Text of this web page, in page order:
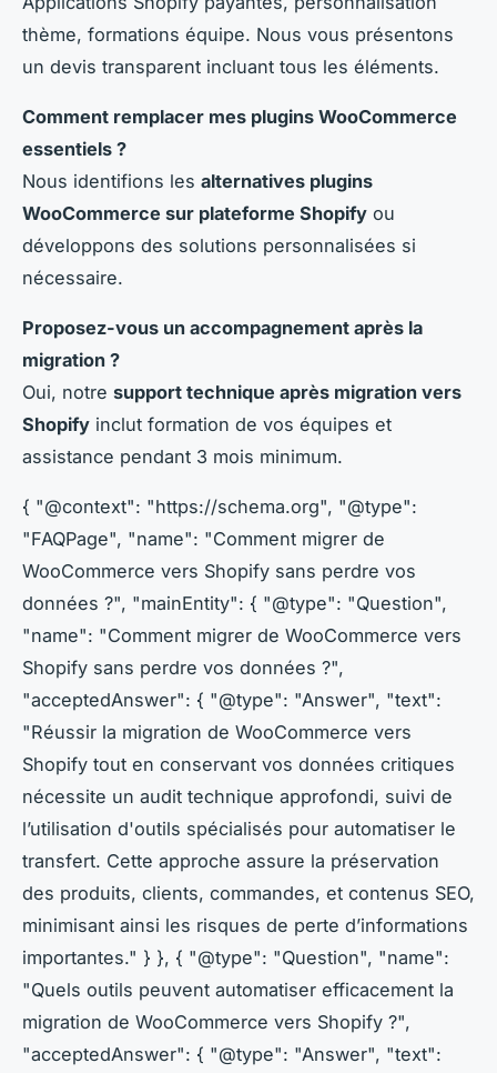
thème, formations équipe. Nous vous présentons
un devis transparent incluant tous les éléments.
Comment remplacer mes plugins WooCommerce
essentiels ?
Nous identifions les alternatives plugins
WooCommerce sur plateforme Shopify ou
développons des solutions personnalisées si
nécessaire.
Proposez-vous un accompagnement après la
migration ?
Oui, notre support technique après migration vers
Shopify inclut formation de vos équipes et
assistance pendant 3 mois minimum.
{ "@context": "https://schema.org", "@type":
"FAQPage", "name": "Comment migrer de
WooCommerce vers Shopify sans perdre vos
données ?", "mainEntity": { "@type": "Question",
"name": "Comment migrer de WooCommerce vers
Shopify sans perdre vos données ?",
"acceptedAnswer": { "@type": "Answer", "text":
"Réussir la migration de WooCommerce vers
Shopify tout en conservant vos données critiques
nécessite un audit technique approfondi, suivi de
l’utilisation d'outils spécialisés pour automatiser le
transfert. Cette approche assure la préservation
des produits, clients, commandes, et contenus SEO,
minimisant ainsi les risques de perte d’informations
importantes." } }, { "@type": "Question", "name":
"Quels outils peuvent automatiser efficacement la
migration de WooCommerce vers Shopify ?",
"acceptedAnswer": { "@type": "Answer", "text":